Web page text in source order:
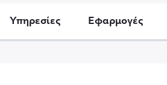
Υπηρεσίες Εφαρμογές